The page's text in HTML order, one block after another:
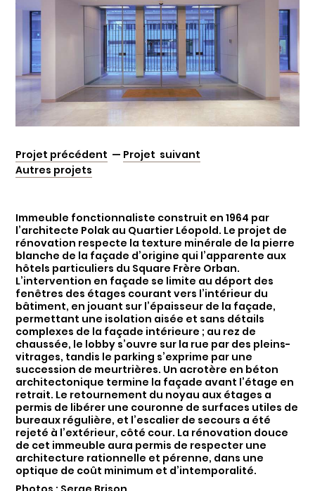
Immeuble fonctionnaliste construit en 1964 par
l’architecte Polak au Quartier Léopold. Le projet de
rénovation respecte la texture minérale de la pierre
blanche de la façade d’origine qui l’apparente aux
hôtels particuliers du Square Frère Orban.
L’intervention en façade se limite au déport des
fenêtres des étages courant vers l’intérieur du
bâtiment, en jouant sur l’épaisseur de la façade,
permettant une isolation aisée et sans détails
complexes de la façade intérieure ; au rez de
chaussée, le lobby s’ouvre sur la rue par des pleins-
vitrages, tandis le parking s’exprime par une
succession de meurtrières. Un acrotère en béton
architectonique termine la façade avant l’étage en
retrait. Le retournement du noyau aux étages a
permis de libérer une couronne de surfaces utiles de
bureaux régulière, et l’escalier de secours a été
rejeté à l’extérieur, côté cour. La rénovation douce
de cet immeuble aura permis de respecter une
architecture rationnelle et pérenne, dans une
optique de coût minimum et d’intemporalité.
Projet précédent — Projet suivant
Autres projets